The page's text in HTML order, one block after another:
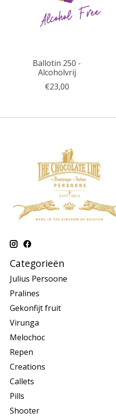
Ballotin 250 -
Alcoholvrij
€23,00
Categorieën
Julius Persoone
Pralines
Gekonfijt fruit
Virunga
Melochoc
Repen
Creations
Callets
Pills
Shooter